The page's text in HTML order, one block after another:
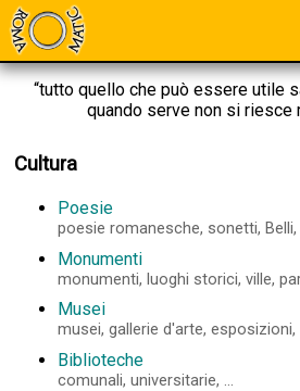
“tutto quello che può essere utile
quando serve non si riesce
Cultura
Poesie
poesie romanesche, sonetti,
Monumenti
monumenti, luoghi storici, ville,
Musei
musei, gallerie d'arte, esposizioni,
Biblioteche
comunali, universitarie, ...